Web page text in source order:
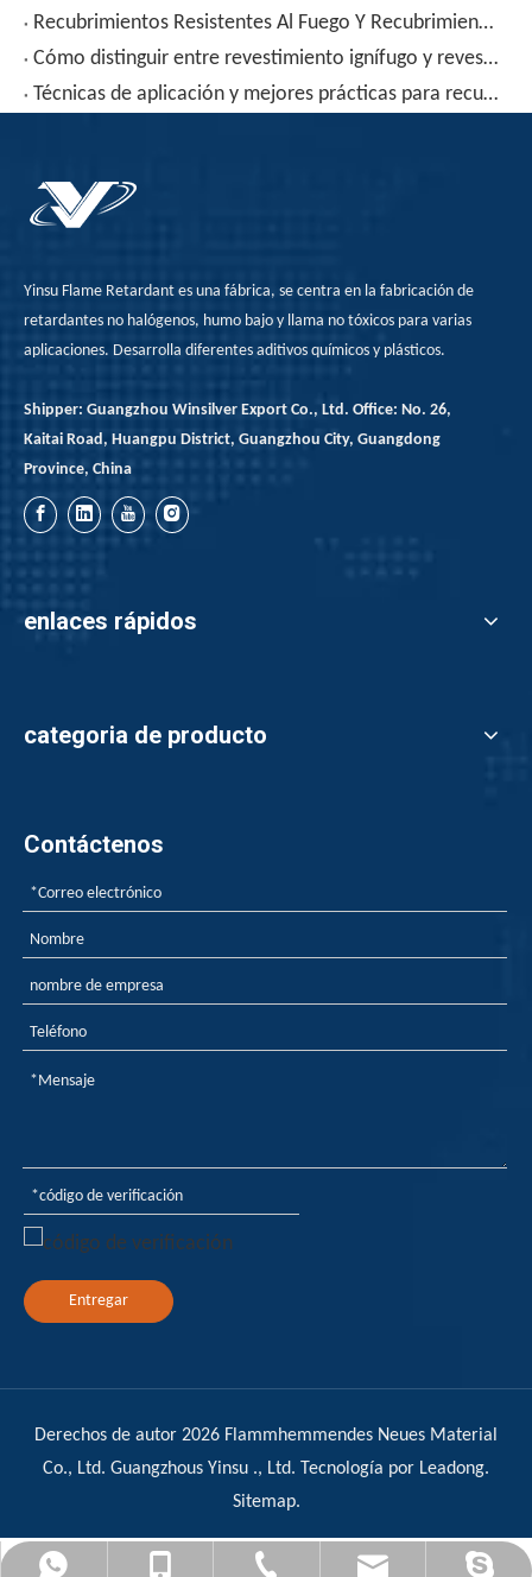
Recubrimientos Resistentes Al Fuego Y Recubrimientos Ignífugos: Características, Ventajas Y Desventajas Y Guía De Aplicación
Cómo distinguir entre revestimiento ignífugo y revestimiento ignífugo
Técnicas de aplicación y mejores prácticas para recubrimientos ignífugos
Yinsu Flame Retardant es una fábrica, se centra en la fabricación de
retardantes no halógenos, humo bajo y llama no tóxicos para varias
aplicaciones. Desarrolla diferentes aditivos químicos y plásticos.
Shipper: Guangzhou Winsilver Export Co., Ltd. Office: No. 26,
Kaitai Road, Huangpu District, Guangzhou City, Guangdong
Province, China
enlaces rápidos
categoria de producto
+8617278575996
+86-17278575996
+86-20-32290502
admin@yinsuflame-retardant.com
Sandy Yin Su
Contáctenos
Entregar
Derechos de autor 2026 Flammhemmendes Neues Material
Co., Ltd. Guangzhous Yinsu ., Ltd. Tecnología por Leadong.
Sitemap.